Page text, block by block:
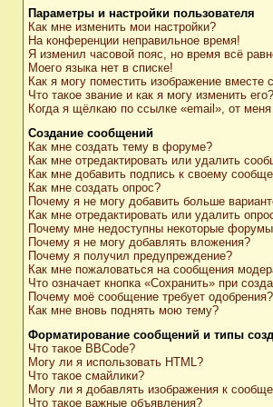
Параметры и настройки пользователя
Как мне изменить мои настройки?
На конференции неправильное время!
Я изменил часовой пояс, но время всё
Моего языка нет в списке!
Как я могу поместить изображение вместе
Что такое звание и как я могу изменить его?
Когда я щёлкаю по ссылке «email», от
Создание сообщений
Как мне создать тему в форуме?
Как мне отредактировать или удалить
Как мне добавить подпись к своему
Как мне создать опрос?
Почему я не могу добавить больше
Как мне отредактировать или удалить
Почему мне недоступны некоторые
Почему я не могу добавлять вложения?
Почему я получил предупреждение?
Как мне пожаловаться на сообщения
Что означает кнопка «Сохранить» при
Почему моё сообщение требует одобрения?
Как мне вновь поднять мою тему?
Форматирование сообщений и типы
Что такое BBCode?
Могу ли я использовать HTML?
Что такое смайлики?
Могу ли я добавлять изображения к
Что такое важные объявления?